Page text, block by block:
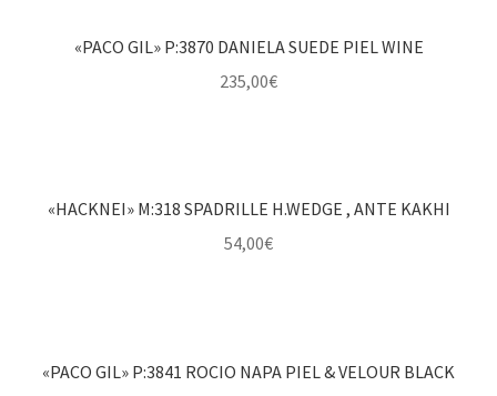
«PACO GIL» P:3870 DANIELA SUEDE PIEL WINE
235,00€
«HACKNEI» M:318 SPADRILLE H.WEDGE , ANTE KAKHI
54,00€
«PACO GIL» P:3841 ROCIO NAPA PIEL & VELOUR BLACK